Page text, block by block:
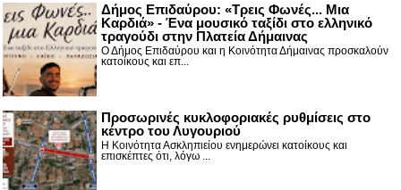
Δήμος Επιδαύρου: «Τρεις Φωνές... Μια
Καρδιά» - Ένα μουσικό ταξίδι στο ελληνικό
τραγούδι στην Πλατεία Δήμαινας
Ο Δήμος Επιδαύρου και η Κοινότητα Δήμαινας προσκαλούν
κατοίκους και επ...
Προσωρινές κυκλοφοριακές ρυθμίσεις στο
κέντρο του Λυγουριού
Η Κοινότητα Ασκληπιείου ενημερώνει κατοίκους και
επισκέπτες ότι, λόγω ...